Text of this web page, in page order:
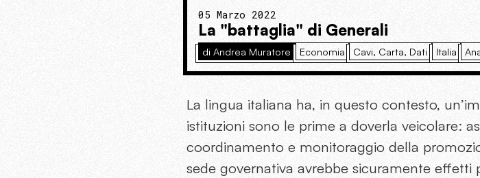
05 Marzo 2022
La "battaglia" di Generali
di Andrea Muratore Economia Cavi, Carta, Dati Italia
La lingua italiana ha, in questo contesto,
istituzioni sono le prime a doverla veicolare:
coordinamento e monitoraggio della
sede governativa avrebbe sicuramente effetti